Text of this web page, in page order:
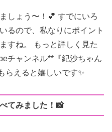
しょう〜！💕 すでにいろ
るので、私なりにポイント
すね。 もっと詳しく見た
チャンネル**『紀沙ちゃん
らえると嬉しいです✨
てみました！📸